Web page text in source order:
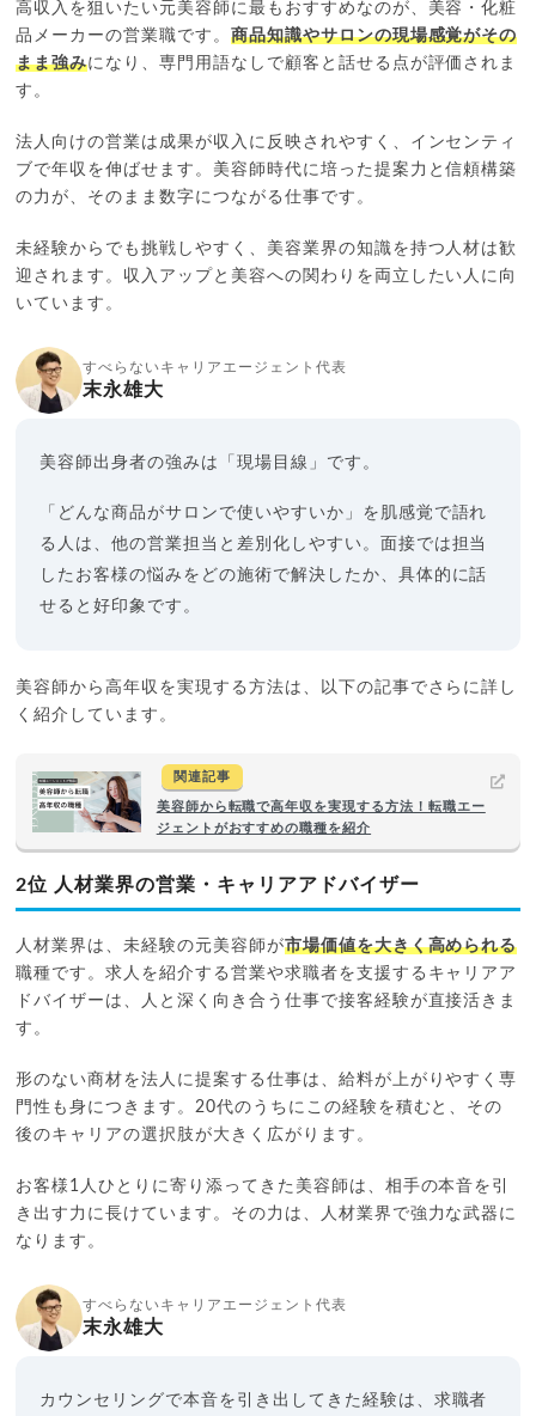
高収入を狙いたい元美容師に最もおすすめなのが、美容・化粧
品メーカーの営業職です。 商品知識やサロンの現場感覚がその
まま強みになり、専門用語なしで顧客と話せる点が評価されま
す。
法人向けの営業は成果が収入に反映されやすく、インセンティ
ブで年収を伸ばせます。美容師時代に培った提案力と信頼構築
の力が、そのまま数字につながる仕事です。
未経験からでも挑戦しやすく、美容業界の知識を持つ人材は歓
迎されます。収入アップと美容への関わりを両立したい人に向
いています。
すべらないキャリアエージェント代表
末永雄大
美容師出身者の強みは「現場目線」です。
「どんな商品がサロンで使いやすいか」を肌感覚で語れ
る人は、他の営業担当と差別化しやすい。面接では担当
したお客様の悩みをどの施術で解決したか、具体的に話
せると好印象です。
美容師から高年収を実現する方法は、以下の記事でさらに詳し
く紹介しています。
関連記事
美容師から転職で高年収を実現する方法！転職エー
ジェントがおすすめの職種を紹介
2位 人材業界の営業・キャリアアドバイザー
人材業界は、未経験の元美容師が市場価値を大きく高められる
職種です。求人を紹介する営業や求職者を支援するキャリアア
ドバイザーは、人と深く向き合う仕事で接客経験が直接活きま
す。
形のない商材を法人に提案する仕事は、給料が上がりやすく専
門性も身につきます。20代のうちにこの経験を積むと、その
後のキャリアの選択肢が大きく広がります。
お客様1人ひとりに寄り添ってきた美容師は、相手の本音を引
き出す力に長けています。その力は、人材業界で強力な武器に
なります。
すべらないキャリアエージェント代表
末永雄大
カウンセリングで本音を引き出してきた経験は、求職者